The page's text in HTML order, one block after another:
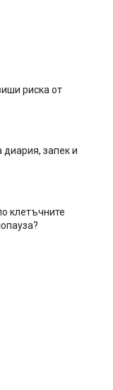
риска от
диария, запек и
клетъчните